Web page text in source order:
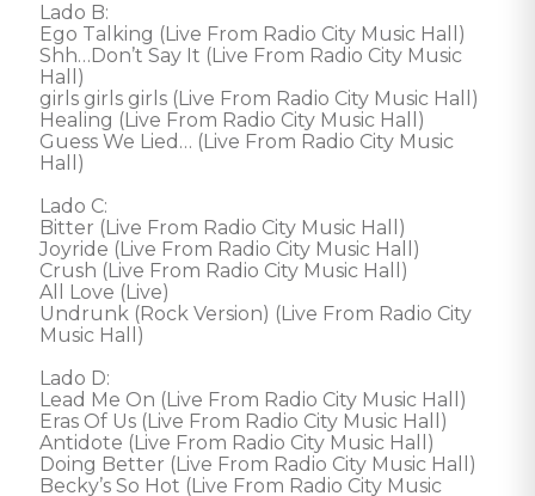
Lado B:
Ego Talking (Live From Radio City Music Hall)
Shh…Don’t Say It (Live From Radio City Music
Hall)
girls girls girls (Live From Radio City Music Hall)
Healing (Live From Radio City Music Hall)
Guess We Lied… (Live From Radio City Music
Hall)
Lado C:
Bitter (Live From Radio City Music Hall)
Joyride (Live From Radio City Music Hall)
Crush (Live From Radio City Music Hall)
All Love (Live)
Undrunk (Rock Version) (Live From Radio City
Music Hall)
Lado D:
Lead Me On (Live From Radio City Music Hall)
Eras Of Us (Live From Radio City Music Hall)
Antidote (Live From Radio City Music Hall)
Doing Better (Live From Radio City Music Hall)
Becky’s So Hot (Live From Radio City Music